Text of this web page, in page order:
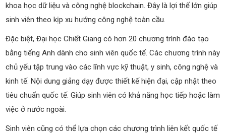
khoa học dữ liệu và công nghệ blockchain. Đây là lợi thế lớn giúp
sinh viên theo kịp xu hướng công nghệ toàn cầu.
Đặc biệt, Đại học Chiết Giang có hơn 20 chương trình đào tạo
bằng tiếng Anh dành cho sinh viên quốc tế. Các chương trình này
chủ yếu tập trung vào các lĩnh vực kỹ thuật, y sinh, công nghệ và
kinh tế. Nội dung giảng dạy được thiết kế hiện đại, cập nhật theo
tiêu chuẩn quốc tế. Giúp sinh viên có khả năng học tiếp hoặc làm
việc ở nước ngoài.
Sinh viên cũng có thể lựa chọn các chương trình liên kết quốc tế